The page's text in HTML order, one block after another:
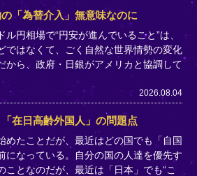
の「為替介入」無意味なのに
円相場で“円安が進んでいること”は、
ではなくて、ごく自然な世界情勢の変化
から、政府・日銀がアメリカと協調して
2026.08.04
在日高齢外国人」の問題点
めたことだが、最近はどの国でも「自国
になっている。自分の国の人達を優先す
ことなのだが、最近は「日本」でも“こ